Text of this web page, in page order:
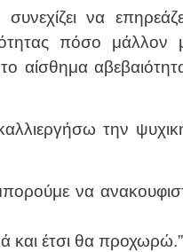
να
πόσο μάλλον
αίσθημα
την
να
έτσι θα προχωρώ.”